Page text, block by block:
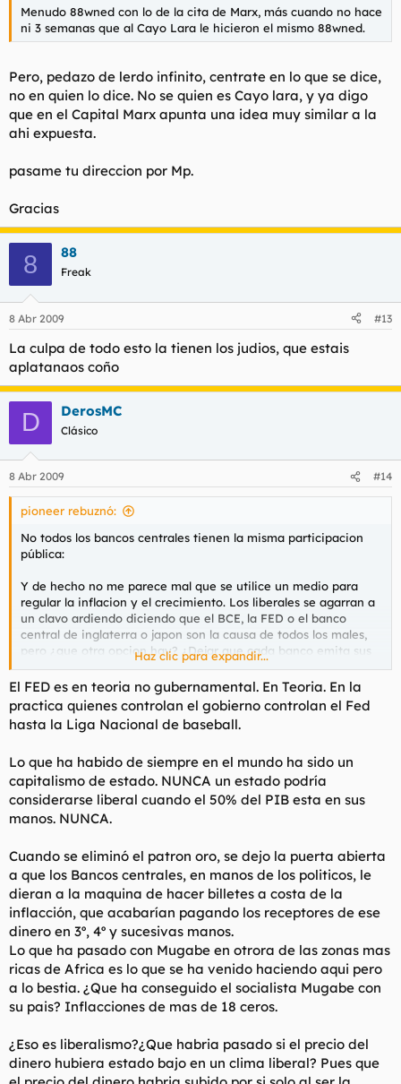
Menudo 88wned con lo de la cita de Marx, más cuando no hace
ni 3 semanas que al Cayo Lara le hicieron el mismo 88wned.
Pero, pedazo de lerdo infinito, centrate en lo que se dice,
no en quien lo dice. No se quien es Cayo lara, y ya digo
que en el Capital Marx apunta una idea muy similar a la
ahi expuesta.
pasame tu direccion por Mp.
Gracias
8 88
Freak
8 Abr 2009 #13
La culpa de todo esto la tienen los judios, que estais
aplatanaos coño
D DerosMC
Clásico
8 Abr 2009 #14
pioneer rebuznó:
No todos los bancos centrales tienen la misma participacion
pública:
Y de hecho no me parece mal que se utilice un medio para
regular la inflacion y el crecimiento. Los liberales se agarran a
un clavo ardiendo diciendo que el BCE, la FED o el banco
central de inglaterra o japon son la causa de todos los males,
pero ¿que otra opcion hay? ¿Dejar que cada banco emita sus
billetes y a ver lo que pasa? Creo que seria un juego
demasiado arriesgado y que realmente no sacariamos ninguna
ventaja de tener veinte sistemas monetarios distintos, con su
posibilidad de quiebra que dejaria en cueros a los que tienen
sus ahorros en una u otra moneda.
Así pues ¿donde está el error? puesen parteque las
decisiones de los bancos centrales, especialmente la FED, ha
tenido el dinero muy barato en epoca de vacas gordas,
suministrando así combustible para que se infle la burbuja.
Cierto, no obstante ¿exime esto al liberalismo? NO, pues en el
podria ser hasta gratis porque la premisa es que el
"todopoderoso" mercado se encarga de hacer orden.
Hemos visto que la principal causa ha sido este caos producido
por la FALTA DE REGULACION, repito para los liberales del
foro, aunque les surga urticaria:la falta de regulacion
lo que ha permitido que los bancos jueguen con fuego, que las
familias jueguen con deuda, que las empresas vivan a credito.
La reserva federal o el banco central Europeo podrian haber
tratado de controlar esto poniendo un tipo de interes mayor
crecimiento que bendecian los liberales en su momento.
No recuerdo ni a uno que desde la crisis de las punto com
Haz clic para expandir...
El FED es en teoria no gubernamental. En Teoria. En la
practica quienes controlan el gobierno controlan el Fed
hasta la Liga Nacional de baseball.
Lo que ha habido de siempre en el mundo ha sido un
capitalismo de estado. NUNCA un estado podría
considerarse liberal cuando el 50% del PIB esta en sus
manos. NUNCA.
Cuando se eliminó el patron oro, se dejo la puerta abierta
a que los Bancos centrales, en manos de los politicos, le
dieran a la maquina de hacer billetes a costa de la
inflacción, que acabarían pagando los receptores de ese
dinero en 3º, 4º y sucesivas manos.
Lo que ha pasado con Mugabe en otrora de las zonas mas
ricas de Africa es lo que se ha venido haciendo aqui pero
a lo bestia. ¿Que ha conseguido el socialista Mugabe con
su pais? Inflacciones de mas de 18 ceros.
¿Eso es liberalismo?¿Que habria pasado si el precio del
dinero hubiera estado bajo en un clima liberal? Pues que